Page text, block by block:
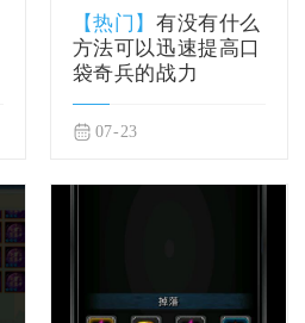
【热门】有没有什么
方法可以迅速提高口
袋奇兵的战力
07-23